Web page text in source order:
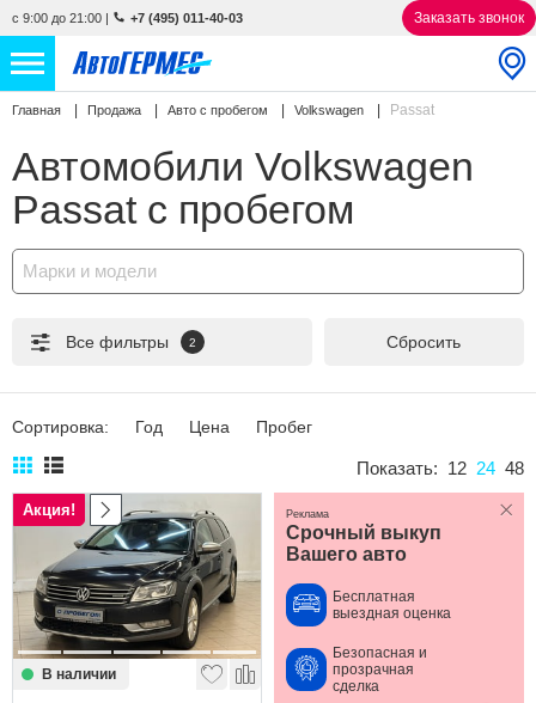
с 9:00 до 21:00 | +7 (495) 011-40-03 Заказать звонок
НОВЫЕ АВТОМОБИЛИ 4846 авто
С ПРОБЕГОМ 848 авто
УСЛУГИ
АКЦИИ
КОНТАКТЫ
Избранное
Сравнение
Личный кабинет
Главная Продажа Авто с пробегом Volkswagen Passat
Автомобили Volkswagen
Passat с пробегом
Марки и модели
Все фильтры 2 Сбросить
Сортировка: Год Цена Пробег
Показать: 12 24 48
Акция!
В наличии
Срочный выкуп
Вашего авто
Бесплатная
выездная оценка
Безопасная и
прозрачная
сделка
Реклама